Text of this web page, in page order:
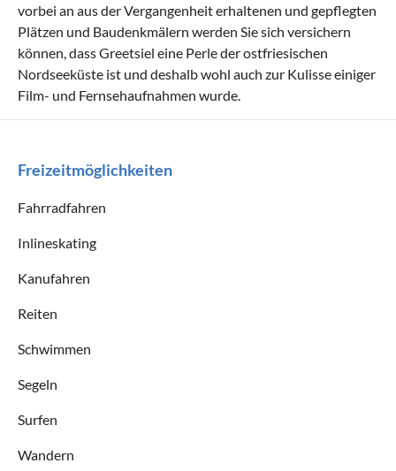
vorbei an aus der Vergangenheit erhaltenen und gepflegten
Plätzen und Baudenkmälern werden Sie sich versichern
können, dass Greetsiel eine Perle der ostfriesischen
Nordseeküste ist und deshalb wohl auch zur Kulisse einiger
Film- und Fernsehaufnahmen wurde.
Freizeitmöglichkeiten
Fahrradfahren
Inlineskating
Kanufahren
Reiten
Schwimmen
Segeln
Surfen
Wandern